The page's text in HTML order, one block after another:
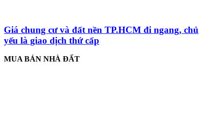
Giá chung cư và đất nền TP.HCM đi ngang, chủ
yếu là giao dịch thứ cấp
MUA BÁN NHÀ ĐẤT